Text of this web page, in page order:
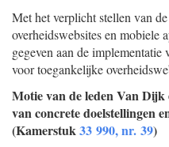
Met het verplicht stellen van
overheidswebsites en
gegeven aan de
voor toegankelijke
Motie van de leden Van
van concrete doelstellingen
(Kamerstuk33 990, nr. 39)